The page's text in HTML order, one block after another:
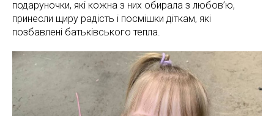
подаруночки, які кожна з них обирала з любов’ю,
принесли щиру радість і посмішки діткам, які
позбавлені батьківського тепла.